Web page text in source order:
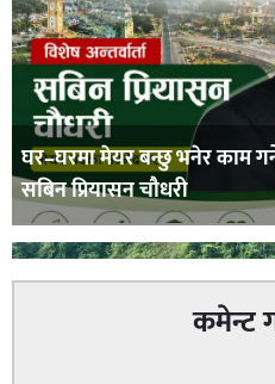
घर–घरमा मेयर बन्छु भनेर काम
सबिन प्रियासन चौधरी
कमेन्ट